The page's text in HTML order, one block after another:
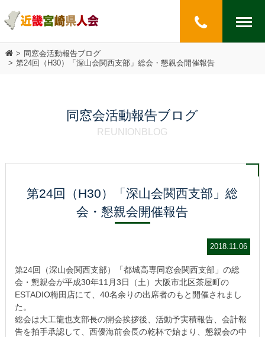
同窓会活動報告ブログ
第24回（H30）「深山会関西支部」総会・懇親会開催報告
同窓会活動報告ブログ
REUNIONBLOG
第24回（H30）「深山会関西支部」総
会・懇親会開催報告
2018.11.06
第24回（深山会関西支部）「都城高専同窓会関西支部」の総
会・懇親会が平成30年11月3日（土）大阪市北区茶屋町の
ESTADIO梅田店にて、40名余りの出席者のもと開催されまし
た。
総会は大工龍也支部長の開会挨拶後、活動予実積報告、会計報
告を拍手承認して、西優海前会長の乾杯で始まり、懇親会の中